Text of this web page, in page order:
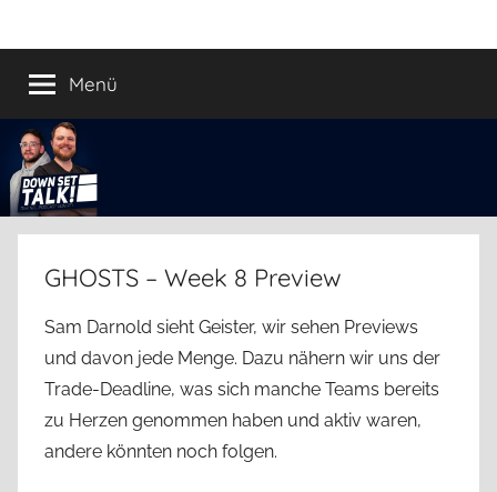
Inhalt
springen
Down
Set
Talk!
PodcastMenü
GHOSTS – Week 8 Preview
Sam Darnold sieht Geister, wir sehen Previews
und davon jede Menge. Dazu nähern wir uns der
Trade-Deadline, was sich manche Teams bereits
zu Herzen genommen haben und aktiv waren,
andere könnten noch folgen.